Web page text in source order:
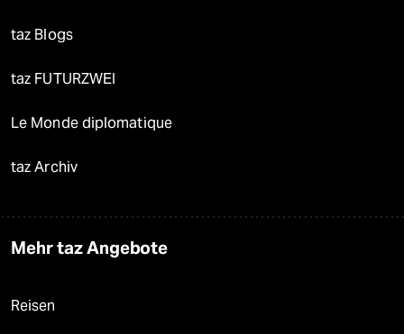
taz Blogs
taz FUTURZWEI
Le Monde diplomatique
taz Archiv
Mehr taz Angebote
Reisen